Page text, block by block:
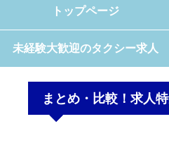
トップページ
未経験大歓迎のタクシー求人
まとめ・比較！求人